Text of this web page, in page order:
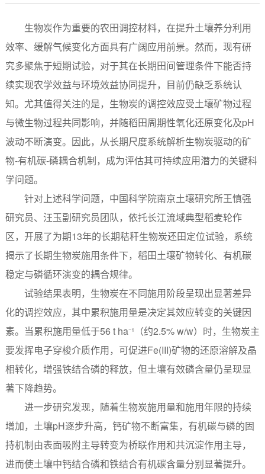
生物炭作为重要的农田调控材料，在提升土壤养分利用
效率、缓解气候变化方面具有广阔应用前景。然而，现有研
究多聚焦于短期试验，对于其在长期田间管理条件下能否持
续实现农学效益与环境效益协同提升，目前仍缺乏系统认
知。尤其值得关注的是，生物炭的调控效应受土壤矿物过程
与微生物过程共同影响，并随稻田周期性氧化还原变化及pH
波动不断演变。因此，从长期尺度系统解析生物炭驱动的矿
物-有机碳-磷耦合机制，成为评估其可持续应用潜力的关键科
学问题。
针对上述科学问题，中国科学院南京土壤研究所王慎强
研究员、汪玉副研究员团队，依托长江流域典型稻麦轮作
区，开展了为期13年的长期秸秆生物炭还田定位试验，系统
揭示了长期生物炭施用条件下，稻田土壤矿物转化、有机碳
稳定与磷循环演变的耦合规律。
试验结果表明，生物炭在不同施用阶段呈现出显著差异
化的调控效应，其中累积施用量是决定其效应转变的关键因
素。当累积施用量低于56 t ha⁻¹（约2.5% w/w）时，生物炭主
要发挥电子穿梭介质作用，可促进Fe(III)矿物的还原溶解及晶
相转化，增强铁结合磷的释放，但土壤有效磷含量仍呈现显
著下降趋势。
进一步研究发现，随着生物炭施用量和施用年限的持续
增加，土壤pH逐步升高，钙矿物不断富集，有机碳与磷的固
持机制由表面吸附主导转变为桥联作用和共沉淀作用主导，
进而使土壤中钙结合磷和铁结合有机碳含量分别显著提升。